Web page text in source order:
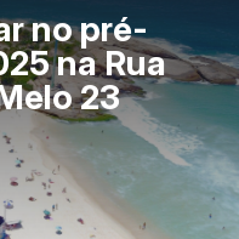
no pré-
na Rua
23